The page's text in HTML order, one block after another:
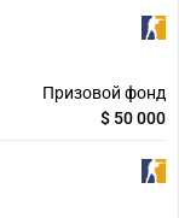
Призовой фонд
$ 50 000